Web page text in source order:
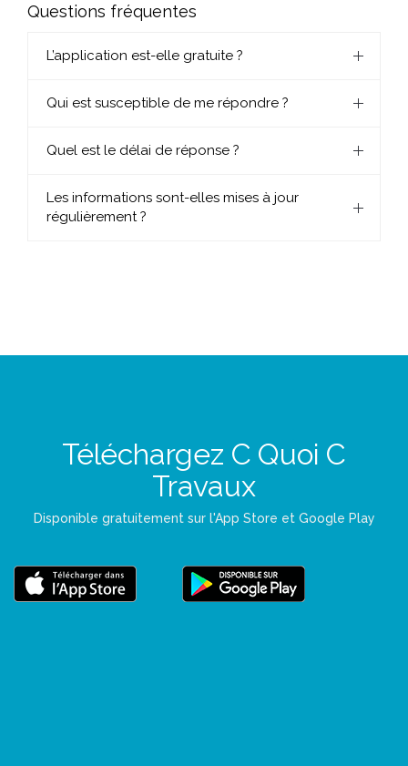
Questions fréquentes
L’application est-elle gratuite ?
Qui est susceptible de me répondre ?
Quel est le délai de réponse ?
Les informations sont-elles mises à jour
régulièrement ?
Téléchargez C Quoi C
Travaux
Disponible gratuitement sur l'App Store et Google Play